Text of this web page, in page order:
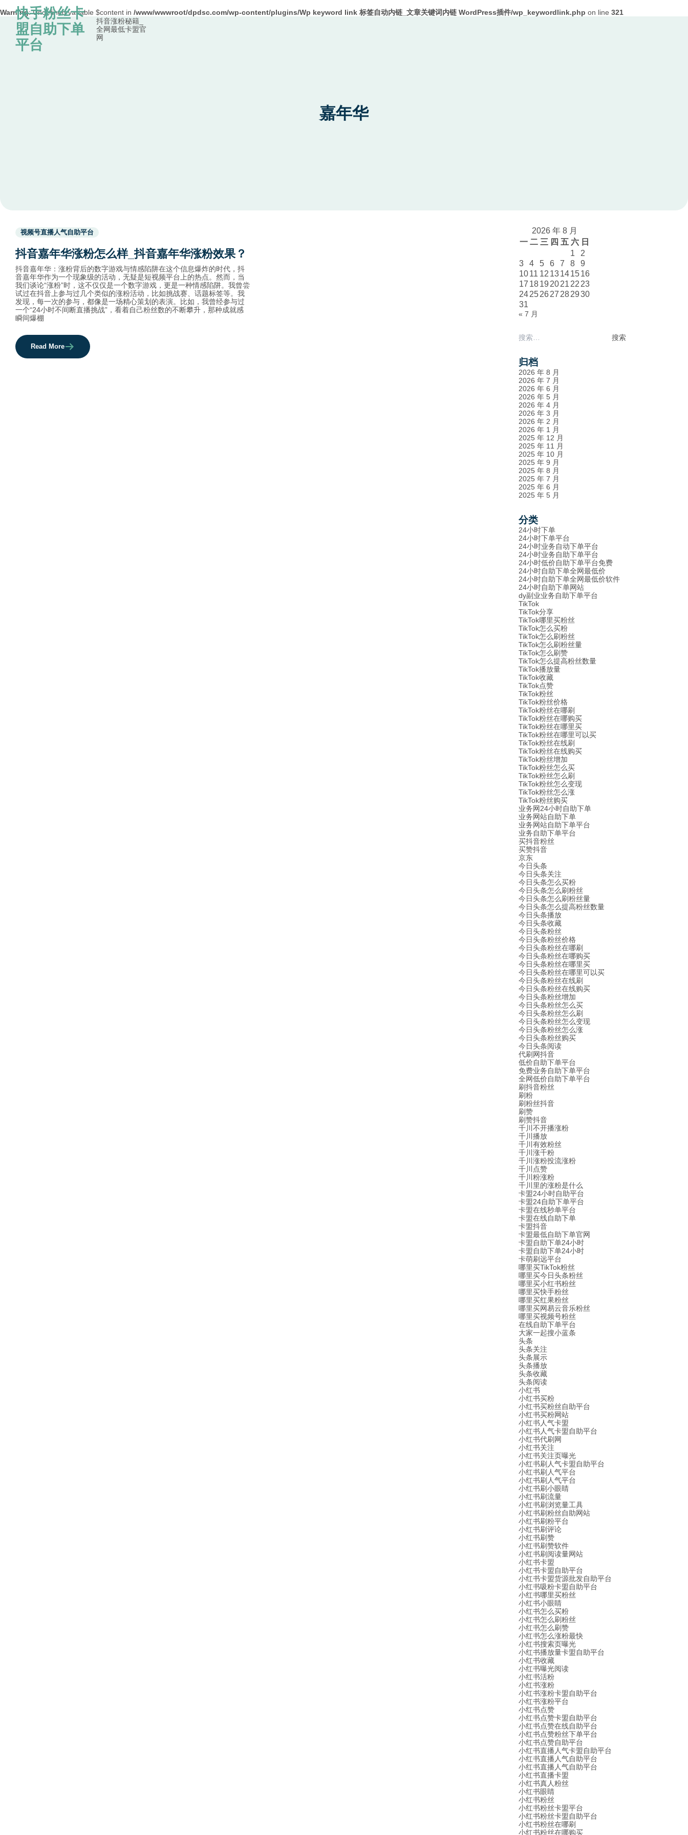
Warning: Undefined variable $content in /www/wwwroot/dpdsc.com/wp-content/plugins/Wp keyword link 标签自动内链_文章关键词内链 WordPress插件/wp_keywordlink.php on line 321
Skip to content
快手粉丝卡
盟自助下单
平台
抖音涨粉秘籍_
全网最低卡盟官
网
嘉年华
Used
before
category
names.
视频号直播人气自助平台
抖音嘉年华涨粉怎么样_抖音嘉年华涨粉效果？
抖音嘉年华：涨粉背后的数字游戏与情感陷阱在这个信息爆炸的时代，抖
音嘉年华作为一个现象级的活动，无疑是短视频平台上的热点。然而，当
我们谈论“涨粉”时，这不仅仅是一个数字游戏，更是一种情感陷阱。我曾尝
试过在抖音上参与过几个类似的涨粉活动，比如挑战赛、话题标签等。我
发现，每一次的参与，都像是一场精心策划的表演。比如，我曾经参与过
一个“24小时不间断直播挑战”，看着自己粉丝数的不断攀升，那种成就感
瞬间爆棚
Read More
2026 年 8 月
一 二 三 四 五 六 日
1
2
3
4 5 6 7 8
9
1011 12 13141516
17 1819 2021 22 23
24252627 282930
31
« 7 月
搜
归档
2026 年 8 月
2026 年 7 月
2026 年 6 月
2026 年 5 月
2026 年 4 月
2026 年 3 月
2026 年 2 月
2026 年 1 月
2025 年 12 月
2025 年 11 月
2025 年 10 月
2025 年 9 月
2025 年 8 月
2025 年 7 月
2025 年 6 月
2025 年 5 月
分类
24小时下单
24小时下单平台
24小时业务自动下单平台
24小时业务自助下单平台
24小时低价自助下单平台免费
24小时自助下单全网最低价
24小时自助下单全网最低价软件
24小时自助下单网站
dy副业业务自助下单平台
TikTok
TikTok分享
TikTok哪里买粉丝
TikTok怎么买粉
TikTok怎么刷粉丝
TikTok怎么刷粉丝量
TikTok怎么刷赞
TikTok怎么提高粉丝数量
TikTok播放量
TikTok收藏
TikTok点赞
TikTok粉丝
TikTok粉丝价格
TikTok粉丝在哪刷
TikTok粉丝在哪购买
TikTok粉丝在哪里买
TikTok粉丝在哪里可以买
TikTok粉丝在线刷
TikTok粉丝在线购买
TikTok粉丝增加
TikTok粉丝怎么买
TikTok粉丝怎么刷
TikTok粉丝怎么变现
TikTok粉丝怎么涨
TikTok粉丝购买
业务网24小时自助下单
业务网站自助下单
业务网站自助下单平台
业务自助下单平台
买抖音粉丝
买赞抖音
京东
今日头条
今日头条关注
今日头条怎么买粉
今日头条怎么刷粉丝
今日头条怎么刷粉丝量
今日头条怎么提高粉丝数量
今日头条播放
今日头条收藏
今日头条粉丝
今日头条粉丝价格
今日头条粉丝在哪刷
今日头条粉丝在哪购买
今日头条粉丝在哪里买
今日头条粉丝在哪里可以买
今日头条粉丝在线刷
今日头条粉丝在线购买
今日头条粉丝增加
今日头条粉丝怎么买
今日头条粉丝怎么刷
今日头条粉丝怎么变现
今日头条粉丝怎么涨
今日头条粉丝购买
今日头条阅读
代刷网抖音
低价自助下单平台
免费业务自助下单平台
全网低价自助下单平台
刷抖音粉丝
刷粉
刷粉丝抖音
刷赞
刷赞抖音
千川不开播涨粉
千川播放
千川有效粉丝
千川涨千粉
千川涨粉投流涨粉
千川点赞
千川粉涨粉
千川里的涨粉是什么
卡盟24小时自助平台
卡盟24自助下单平台
卡盟在线秒单平台
卡盟在线自助下单
卡盟抖音
卡盟最低自助下单官网
卡盟自助下单24小时
卡盟自助下单24小时
卡萌刷远平台
哪里买TikTok粉丝
哪里买今日头条粉丝
哪里买小红书粉丝
哪里买快手粉丝
哪里买红果粉丝
哪里买网易云音乐粉丝
哪里买视频号粉丝
在线自助下单平台
大家一起搜小蓝条
头条
头条关注
头条展示
头条播放
头条收藏
头条阅读
小红书
小红书买粉
小红书买粉丝自助平台
小红书买粉网站
小红书人气卡盟
小红书人气卡盟自助平台
小红书代刷网
小红书关注
小红书关注页曝光
小红书刷人气卡盟自助平台
小红书刷人气平台
小红书刷人气平台
小红书刷小眼睛
小红书刷流量
小红书刷浏览量工具
小红书刷粉丝自助网站
小红书刷粉平台
小红书刷评论
小红书刷赞
小红书刷赞软件
小红书刷阅读量网站
小红书卡盟
小红书卡盟自助平台
小红书卡盟货源批发自助平台
小红书吸粉卡盟自助平台
小红书哪里买粉丝
小红书小眼睛
小红书怎么买粉
小红书怎么刷粉丝
小红书怎么刷赞
小红书怎么涨粉最快
小红书搜索页曝光
小红书播放量卡盟自助平台
小红书收藏
小红书曝光阅读
小红书活粉
小红书涨粉
小红书涨粉卡盟自助平台
小红书涨粉平台
小红书点赞
小红书点赞卡盟自助平台
小红书点赞在线自助平台
小红书点赞粉丝下单平台
小红书点赞自助平台
小红书直播人气卡盟自助平台
小红书直播人气自助平台
小红书直播人气自助平台
小红书直播卡盟
小红书真人粉丝
小红书眼睛
小红书粉丝
小红书粉丝卡盟平台
小红书粉丝卡盟自助平台
小红书粉丝在哪刷
小红书粉丝在哪购买